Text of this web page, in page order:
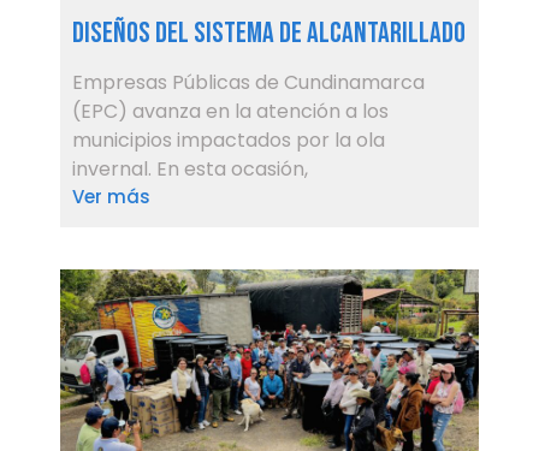
diseños del sistema de alcantarillado
Empresas Públicas de Cundinamarca
(EPC) avanza en la atención a los
municipios impactados por la ola
invernal. En esta ocasión,
Ver más